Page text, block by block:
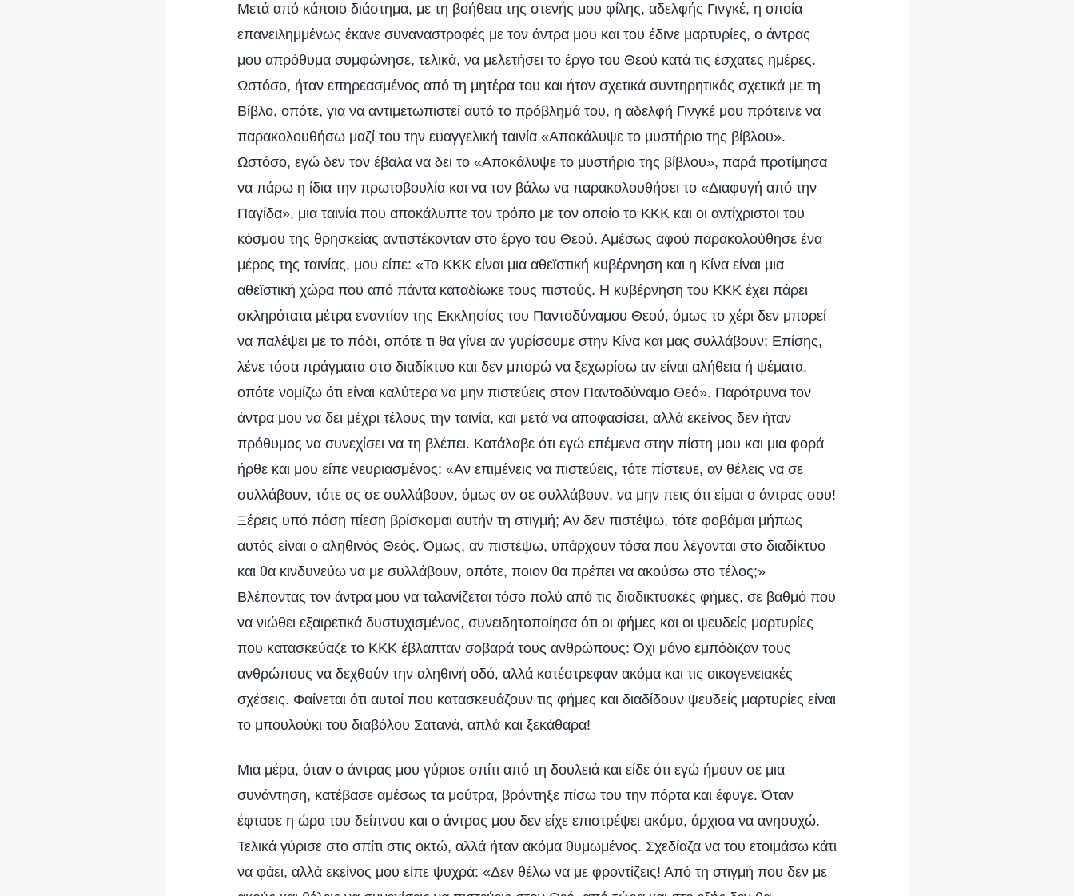
Μετά από κάποιο διάστημα, με τη βοήθεια της στενής μου φίλης, αδελφής Γινγκέ, η οποία
επανειλημμένως έκανε συναναστροφές με τον άντρα μου και του έδινε μαρτυρίες, ο άντρας
μου απρόθυμα συμφώνησε, τελικά, να μελετήσει το έργο του Θεού κατά τις έσχατες ημέρες.
Ωστόσο, ήταν επηρεασμένος από τη μητέρα του και ήταν σχετικά συντηρητικός σχετικά με τη
Βίβλο, οπότε, για να αντιμετωπιστεί αυτό το πρόβλημά του, η αδελφή Γινγκέ μου πρότεινε να
παρακολουθήσω μαζί του την ευαγγελική ταινία «Αποκάλυψε το μυστήριο της βίβλου».
Ωστόσο, εγώ δεν τον έβαλα να δει το «Αποκάλυψε το μυστήριο της βίβλου», παρά προτίμησα
να πάρω η ίδια την πρωτοβουλία και να τον βάλω να παρακολουθήσει το «Διαφυγή από την
Παγίδα», μια ταινία που αποκάλυπτε τον τρόπο με τον οποίο το ΚΚΚ και οι αντίχριστοι του
κόσμου της θρησκείας αντιστέκονταν στο έργο του Θεού. Αμέσως αφού παρακολούθησε ένα
μέρος της ταινίας, μου είπε: «Το ΚΚΚ είναι μια αθεϊστική κυβέρνηση και η Κίνα είναι μια
αθεϊστική χώρα που από πάντα καταδίωκε τους πιστούς. Η κυβέρνηση του ΚΚΚ έχει πάρει
σκληρότατα μέτρα εναντίον της Εκκλησίας του Παντοδύναμου Θεού, όμως το χέρι δεν μπορεί
να παλέψει με το πόδι, οπότε τι θα γίνει αν γυρίσουμε στην Κίνα και μας συλλάβουν; Επίσης,
λένε τόσα πράγματα στο διαδίκτυο και δεν μπορώ να ξεχωρίσω αν είναι αλήθεια ή ψέματα,
οπότε νομίζω ότι είναι καλύτερα να μην πιστεύεις στον Παντοδύναμο Θεό». Παρότρυνα τον
άντρα μου να δει μέχρι τέλους την ταινία, και μετά να αποφασίσει, αλλά εκείνος δεν ήταν
πρόθυμος να συνεχίσει να τη βλέπει. Κατάλαβε ότι εγώ επέμενα στην πίστη μου και μια φορά
ήρθε και μου είπε νευριασμένος: «Αν επιμένεις να πιστεύεις, τότε πίστευε, αν θέλεις να σε
συλλάβουν, τότε ας σε συλλάβουν, όμως αν σε συλλάβουν, να μην πεις ότι είμαι ο άντρας σου!
Ξέρεις υπό πόση πίεση βρίσκομαι αυτήν τη στιγμή; Αν δεν πιστέψω, τότε φοβάμαι μήπως
αυτός είναι ο αληθινός Θεός. Όμως, αν πιστέψω, υπάρχουν τόσα που λέγονται στο διαδίκτυο
και θα κινδυνεύω να με συλλάβουν, οπότε, ποιον θα πρέπει να ακούσω στο τέλος;»
Βλέποντας τον άντρα μου να ταλανίζεται τόσο πολύ από τις διαδικτυακές φήμες, σε βαθμό που
να νιώθει εξαιρετικά δυστυχισμένος, συνειδητοποίησα ότι οι φήμες και οι ψευδείς μαρτυρίες
που κατασκεύαζε το ΚΚΚ έβλαπταν σοβαρά τους ανθρώπους: Όχι μόνο εμπόδιζαν τους
ανθρώπους να δεχθούν την αληθινή οδό, αλλά κατέστρεφαν ακόμα και τις οικογενειακές
σχέσεις. Φαίνεται ότι αυτοί που κατασκευάζουν τις φήμες και διαδίδουν ψευδείς μαρτυρίες είναι
το μπουλούκι του διαβόλου Σατανά, απλά και ξεκάθαρα!
Μια μέρα, όταν ο άντρας μου γύρισε σπίτι από τη δουλειά και είδε ότι εγώ ήμουν σε μια
συνάντηση, κατέβασε αμέσως τα μούτρα, βρόντηξε πίσω του την πόρτα και έφυγε. Όταν
έφτασε η ώρα του δείπνου και ο άντρας μου δεν είχε επιστρέψει ακόμα, άρχισα να ανησυχώ.
Τελικά γύρισε στο σπίτι στις οκτώ, αλλά ήταν ακόμα θυμωμένος. Σχεδίαζα να του ετοιμάσω κάτι
να φάει, αλλά εκείνος μου είπε ψυχρά: «Δεν θέλω να με φροντίζεις! Από τη στιγμή που δεν με